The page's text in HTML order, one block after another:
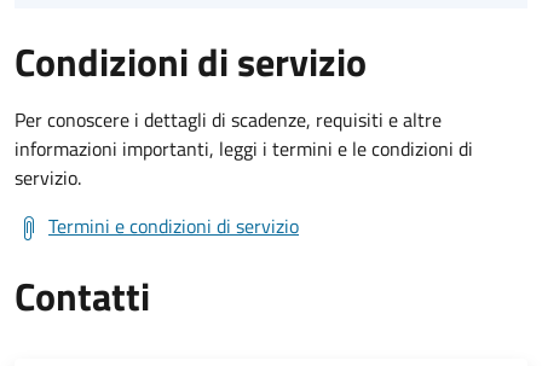
Condizioni di servizio
Per conoscere i dettagli di scadenze, requisiti e altre
informazioni importanti, leggi i termini e le condizioni di
servizio.
Termini e condizioni di servizio
Contatti